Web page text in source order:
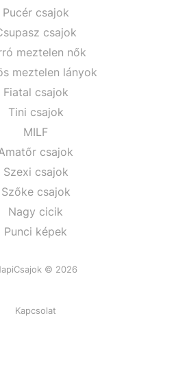
Pucér csajok
csajok
meztelen nők
meztelen lányok
Fiatal csajok
Tini csajok
MILF
csajok
Szexi csajok
Szőke csajok
Nagy cicik
Punci képek
© 2026
Kapcsolat